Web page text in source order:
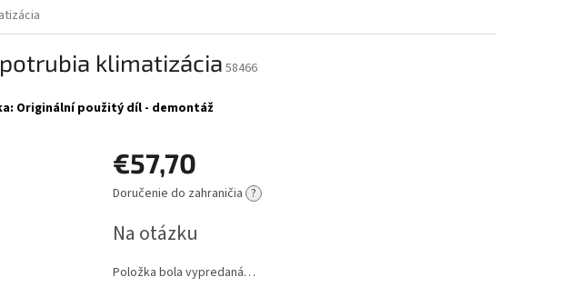
klimatizácia 58466
Originální použitý díl - demontáž
€57,70
Jednotková
Doručenie do zahraničia ?
Na otázku
Položka bola vypredaná…